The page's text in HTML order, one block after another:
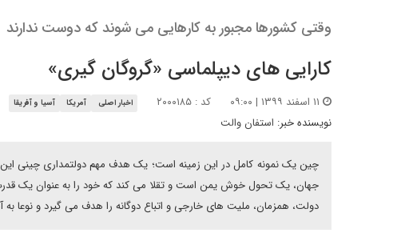
وقتی کشورها مجبور به کارهایی می شوند که دوست ندارند
کارایی های دیپلماسی «گروگان گیری»
کد : ۲۰۰۰۱۸۵ اخبار اصلی آمریکا آسیا و آفریقا
نویسنده خبر: استفان والت
چین یک نمونه کامل در این زمینه است؛ یک هدف مهم دولتمداری چینی این
جهان، یک تحول خوش یمن است و تقلا می کند که خود را به عنوان یک قدرت
دولت، همزمان، ملیت های خارجی و اتباع دوگانه را هدف می گیرد و نوعا